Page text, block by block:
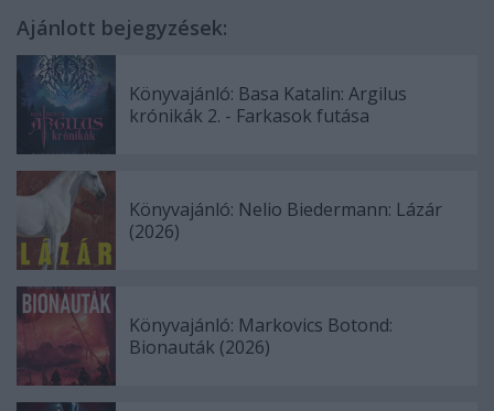
Ajánlott bejegyzések:
Könyvajánló: Basa Katalin: Argilus
krónikák 2. - Farkasok futása
Könyvajánló: Nelio Biedermann: Lázár
(2026)
Könyvajánló: Markovics Botond:
Bionauták (2026)